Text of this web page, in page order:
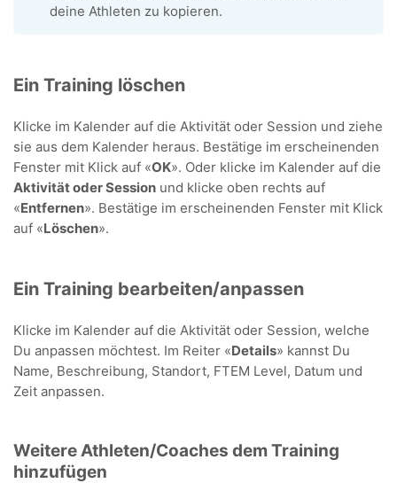
deine Athleten zu kopieren.
Ein Training löschen
Klicke im Kalender auf die Aktivität oder Session und ziehe
sie aus dem Kalender heraus. Bestätige im erscheinenden
Fenster mit Klick auf «OK». Oder klicke im Kalender auf die
Aktivität oder Session und klicke oben rechts auf
«Entfernen». Bestätige im erscheinenden Fenster mit Klick
auf «Löschen».
Ein Training bearbeiten/anpassen
Klicke im Kalender auf die Aktivität oder Session, welche
Du anpassen möchtest. Im Reiter «Details» kannst Du
Name, Beschreibung, Standort, FTEM Level, Datum und
Zeit anpassen.
Weitere Athleten/Coaches dem Training
hinzufügen